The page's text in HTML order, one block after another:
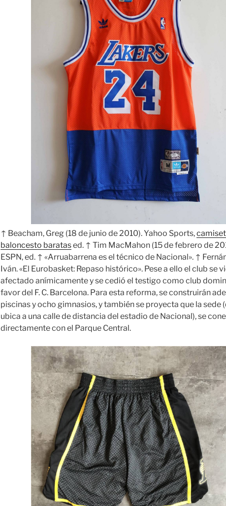
↑ Beacham, Greg (18 de junio de 2010). Yahoo Sports,
baloncesto baratased. ↑ Tim MacMahon (15 de febrero de
ESPN, ed. ↑ «Arruabarrena es el técnico de Nacional». ↑
Iván. «El Eurobasket: Repaso histórico». Pese a ello el club se
afectado anímicamente y se cedió el testigo como club
favor del F. C. Barcelona. Para esta reforma, se construirán
piscinas y ocho gimnasios, y también se proyecta que la sede
ubica a una calle de distancia del estadio de Nacional), se
directamente con el Parque Central.